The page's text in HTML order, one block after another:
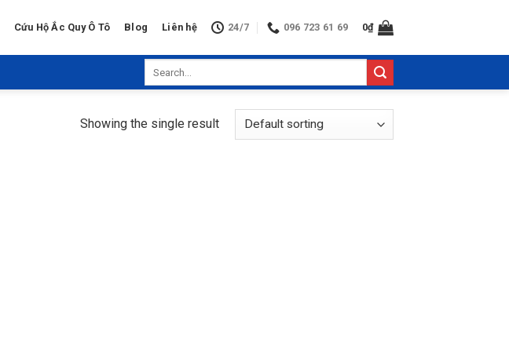
Cứu Hộ Ắc Quy Ô Tô Blog Liên hệ 24/7 096 723 61 69 0₫
Showing the single result